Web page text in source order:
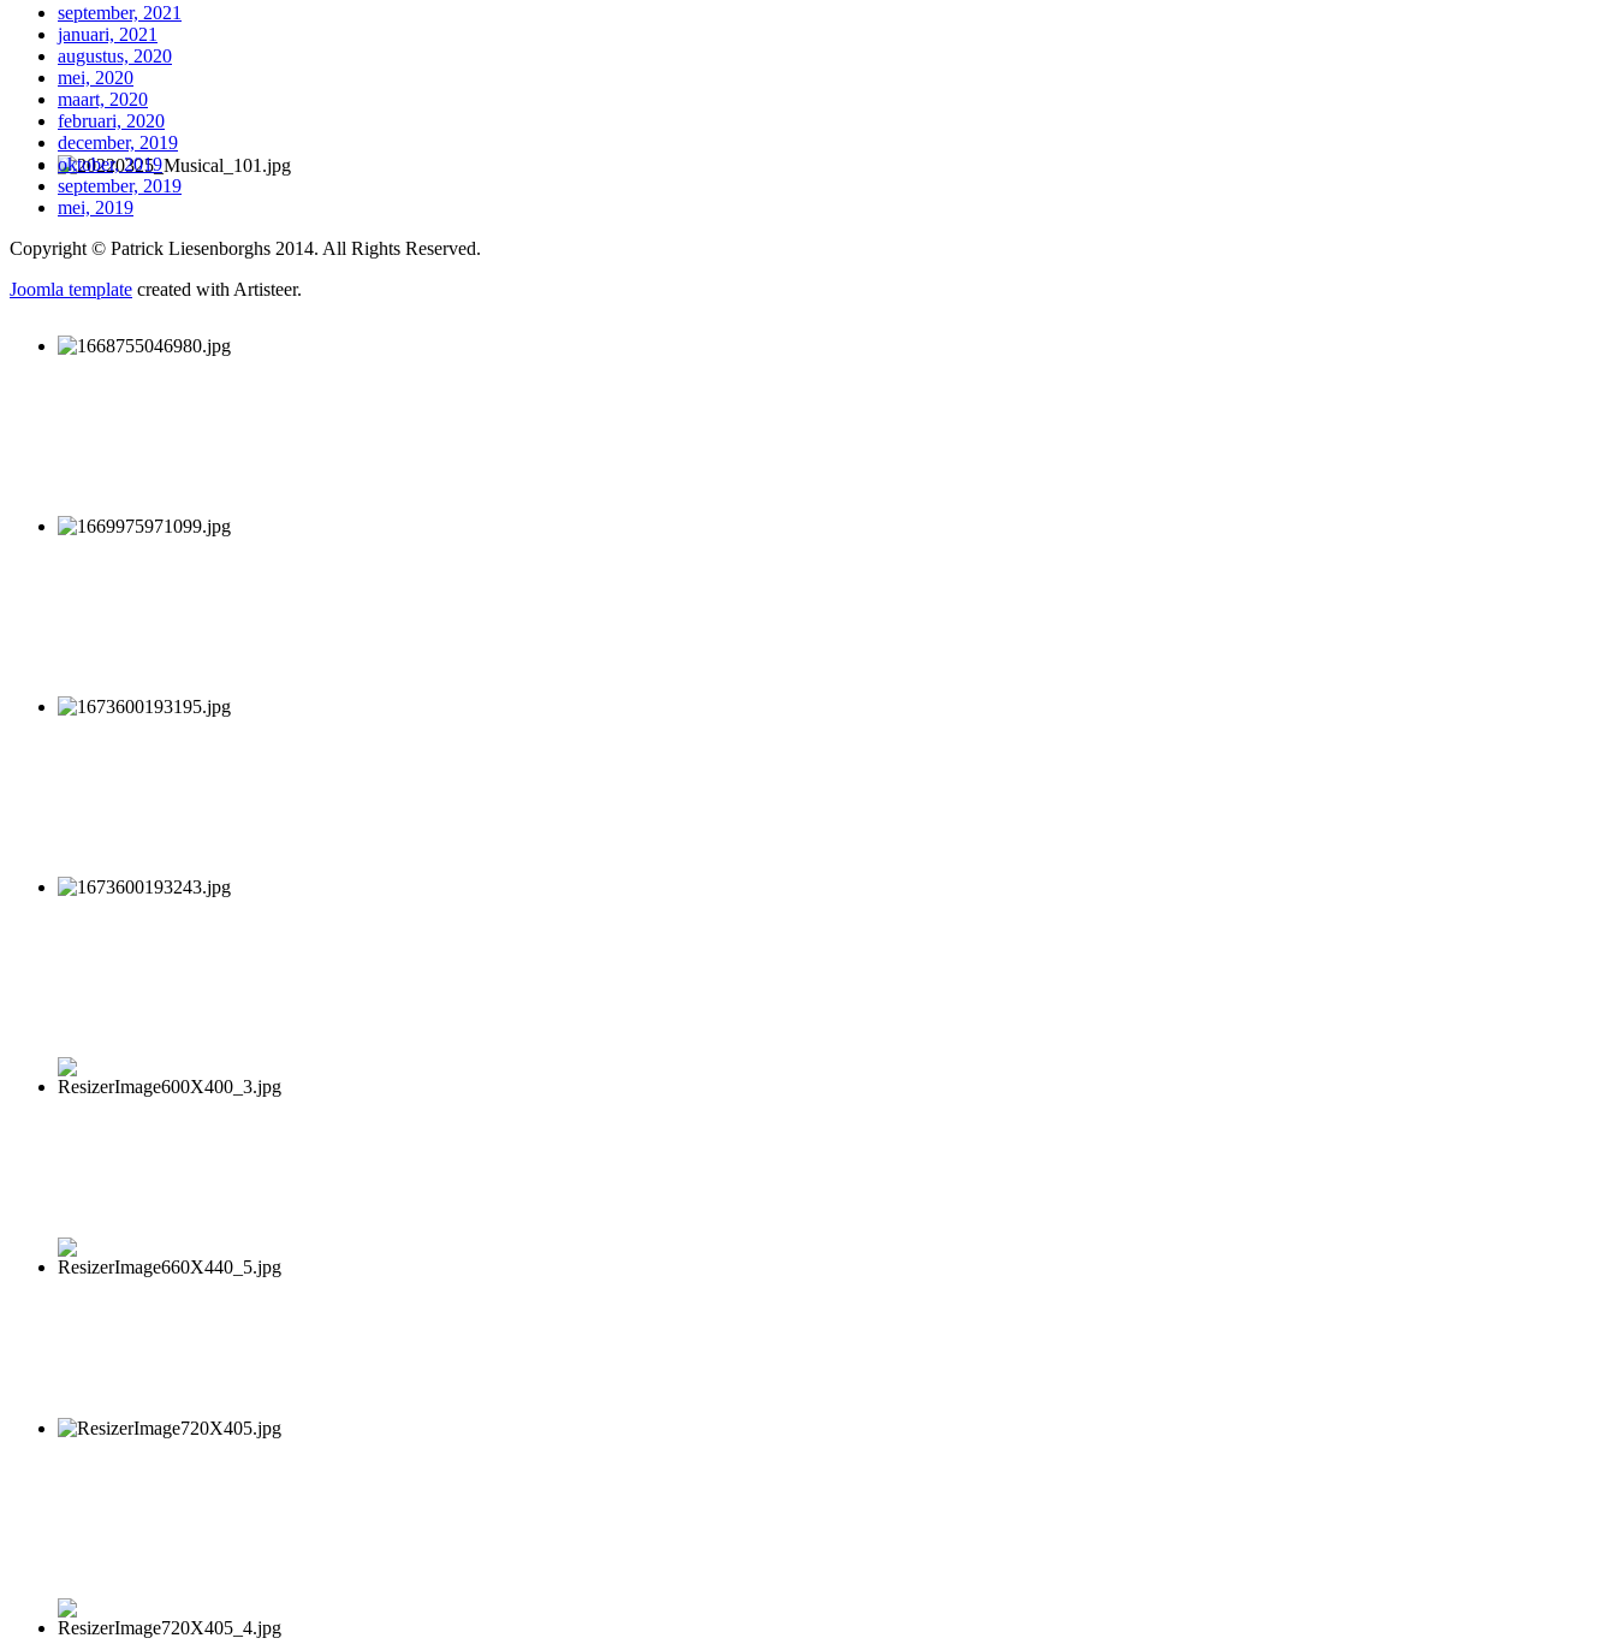
september, 2021
januari, 2021
augustus, 2020
mei, 2020
maart, 2020
februari, 2020
december, 2019
oktober, 2019
september, 2019
mei, 2019
Copyright © Patrick Liesenborghs 2014. All Rights Reserved.
Joomla template created with Artisteer.